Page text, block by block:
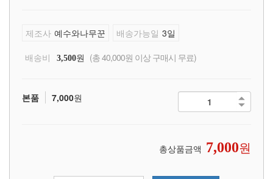
제조사 예수와나무꾼 배송가능일 3일
배송비
3,500원 (총 40,000원 이상 구매시 무료)
본품 7,000원
총상품금액 7,000원